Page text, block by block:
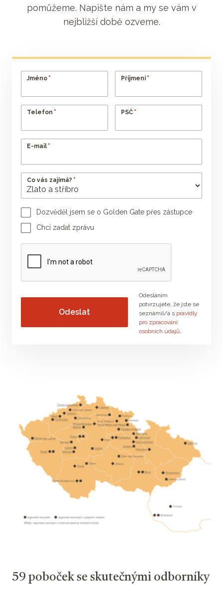
pomůžeme. Napište nám a my se vám v
nejbližší době ozveme.
Jméno * Příjmení *
Telefon * PSČ *
E-mail *
Co vás zajímá? *
Dozvěděl jsem se o Golden Gate přes zástupce
Jméno poradce Příjmení poradce
Chci zadat zprávu
Vaše zpráva
Odesláním
potvrzujete, že jste se
seznámil/a s pravidly
pro zpracování
osobních údajů.
59 poboček se skutečnými odborníky